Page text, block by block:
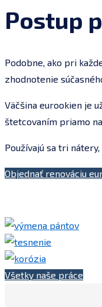
Postup
Podobne, ako pri
zhodnotenie
Väčšina eurookien je
štetcovaním priamo
Používajú sa tri
Objednať renováciu
Všetky naše práce